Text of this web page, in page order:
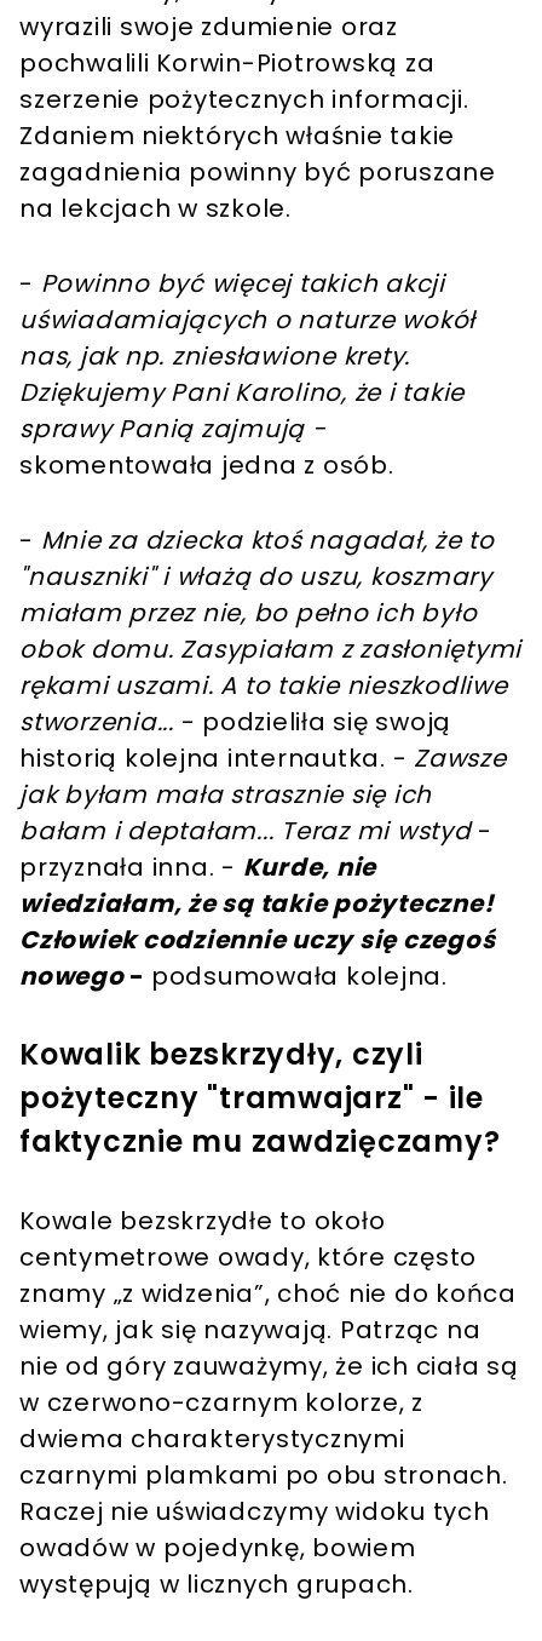
wyrazili swoje zdumienie oraz
pochwalili Korwin-Piotrowską za
szerzenie pożytecznych informacji.
Zdaniem niektórych właśnie takie
zagadnienia powinny być poruszane
na lekcjach w szkole.
- Powinno być więcej takich akcji
uświadamiających o naturze wokół
nas, jak np. zniesławione krety.
Dziękujemy Pani Karolino, że i takie
sprawy Panią zajmują -
skomentowała jedna z osób.
- Mnie za dziecka ktoś nagadał, że to
"nauszniki" i włażą do uszu, koszmary
miałam przez nie, bo pełno ich było
obok domu. Zasypiałam z zasłoniętymi
rękami uszami. A to takie nieszkodliwe
stworzenia... - podzieliła się swoją
historią kolejna internautka. - Zawsze
jak byłam mała strasznie się ich
bałam i deptałam... Teraz mi wstyd-
przyznała inna. - Kurde, nie
wiedziałam, że są takie pożyteczne!
Człowiek codziennie uczy się czegoś
nowego- podsumowała kolejna.
Kowalik bezskrzydły, czyli
pożyteczny "tramwajarz" - ile
faktycznie mu zawdzięczamy?
Kowale bezskrzydłe to około
centymetrowe owady, które często
znamy „z widzenia”, choć nie do końca
wiemy, jak się nazywają. Patrząc na
nie od góry zauważymy, że ich ciała są
w czerwono-czarnym kolorze, z
dwiema charakterystycznymi
czarnymi plamkami po obu stronach.
Raczej nie uświadczymy widoku tych
owadów w pojedynkę, bowiem
występują w licznych grupach.